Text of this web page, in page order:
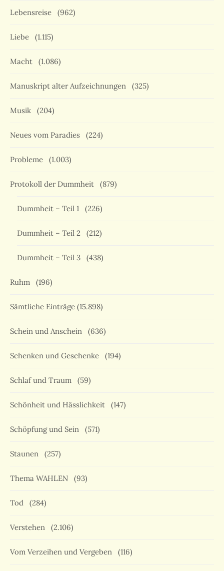
Lebensreise (962)
Liebe (1.115)
Macht (1.086)
Manuskript alter Aufzeichnungen (325)
Musik (204)
Neues vom Paradies (224)
Probleme (1.003)
Protokoll der Dummheit (879)
Dummheit – Teil 1 (226)
Dummheit – Teil 2 (212)
Dummheit – Teil 3 (438)
Ruhm (196)
Sämtliche Einträge (15.898)
Schein und Anschein (636)
Schenken und Geschenke (194)
Schlaf und Traum (59)
Schönheit und Hässlichkeit (147)
Schöpfung und Sein (571)
Staunen (257)
Thema WAHLEN (93)
Tod (284)
Verstehen (2.106)
Vom Verzeihen und Vergeben (116)